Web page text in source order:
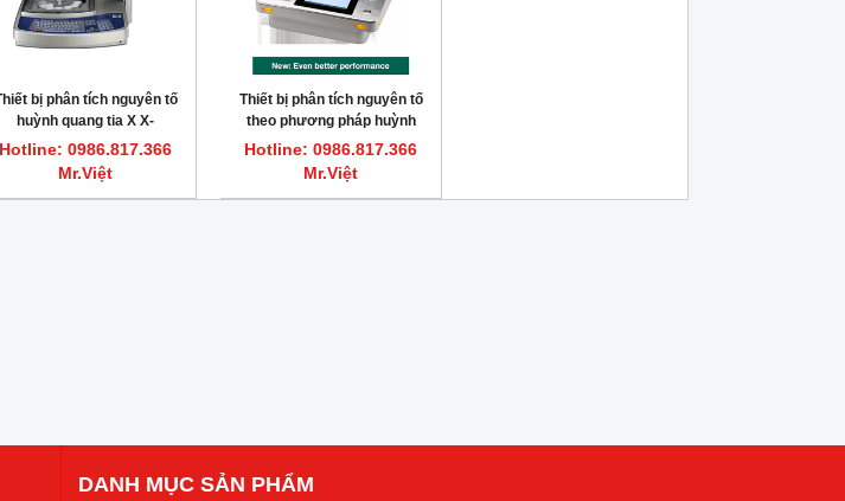
bị phân tích nguyên tố
huỳnh quang tia X X-
Supreme8000
Hotline: 0986.817.366
Mr.Việt
Thiết bị phân tích nguyên tố
theo phương pháp huỳnh
quang tia X LAB-X5000
Hotline: 0986.817.366
Mr.Việt
DANH MỤC SẢN PHẨM